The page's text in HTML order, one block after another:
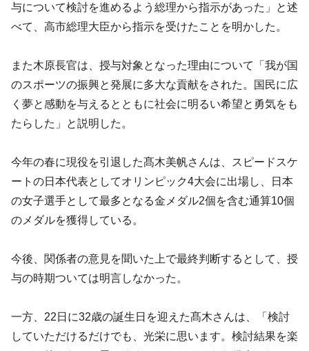
与について検討を進めるよう総理から指示があった」と述
べて、高市総理大臣から指示を受けたことを明かした。
また木原長官は、授与対象となった理由について「我が国
のスポーツの振興と発展に多大な貢献をされた。国民に広
く夢と感動を与えるとともに社会に明るい希望と勇気をも
たらした」と説明した。
今年の春に現役を引退した髙木美帆さんは、スピードスケ
ートの日本代表としてオリンピック4大会に出場し、日本
の女子選手として最多となる金メダル2個を含む通算10個
のメダルを獲得している。
今後、関係者の意見を聞いた上で最終判断するとして、授
与の時期ついては明言しなかった。
一方、22日に32歳の誕生日を迎えた髙木さんは、「検討
していただけるだけでも、光栄に思います。検討結果を楽